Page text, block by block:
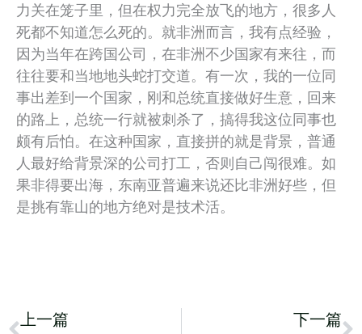
力关在笼子里，但在权力完全放飞的地方，很多人
死都不知道怎么死的。就非洲而言，我有点经验，
因为当年在跨国公司，在非洲不少国家有来往，而
往往要和当地地头蛇打交道。有一次，我的一位同
事出差到一个国家，刚和总统直接做好生意，回来
的路上，总统一行就被刺杀了，搞得我这位同事也
颇有后怕。在这种国家，直接拼的就是背景，普通
人最好给背景深的公司打工，否则自己闯很难。如
果非得要出海，东南亚普遍来说还比非洲好些，但
是挑有靠山的地方绝对是技术活。
Prev
上一篇 下一篇